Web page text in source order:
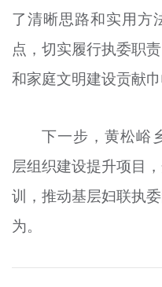
了清晰思路和实用方
点，切实履行执委职
和家庭文明建设贡献巾
下一步，黄松峪
层组织建设提升项目
训，推动基层妇联执
为。